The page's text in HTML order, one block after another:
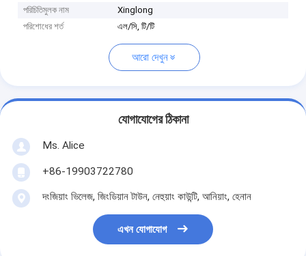
পরিচিতিমুলক নাম
Xinglong
পরিশোধের শর্ত
এল/সি, টি/টি
আরো দেখুন
যোগাযোগের ঠিকানা
Ms. Alice
+86-19903722780
দংজিয়াং ভিলেজ, জিংডিয়ান টাউন, নেহুয়াং কাউন্টি, আনিয়াং, হেনান
এখন যোগাযোগ